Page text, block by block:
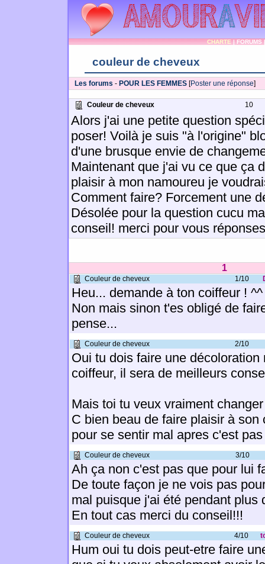
CHARTE|FORUMS
couleur de cheveux
Les forums - POUR LES FEMMES [Poster une réponse]
Couleur de cheveux 10
Alors j'ai une petite question
poser! Voilà je suis "à l'origine"
d'une brusque envie de
Maintenant que j'ai vu ce que ça
plaisir à mon namoureu je
Comment faire? Forcement une
Désolée pour la question cucu
conseil! merci pour vous
1
Couleur de cheveux 1/10
Heu... demande à ton coiffeur ! ^^
Non mais sinon t'es obligé de
pense...
Couleur de cheveux 2/10
Oui tu dois faire une décoloration
coiffeur, il sera de meilleurs
Mais toi tu veux vraiment
C bien beau de faire plaisir à son
pour se sentir mal apres c'est
Couleur de cheveux 3/10
Ah ça non c'est pas que pour lui
De toute façon je ne vois pas
mal puisque j'ai été pendant plus
En tout cas merci du conseil!!!
Couleur de cheveux 4/10
Hum oui tu dois peut-etre faire